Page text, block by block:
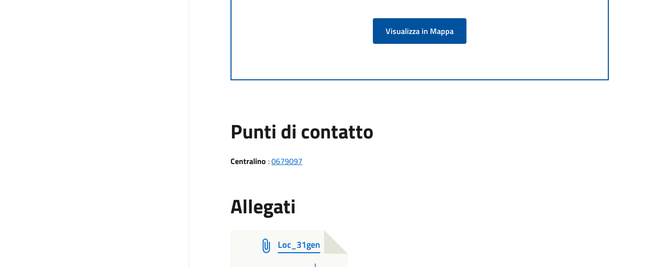
Visualizza in Mappa
Punti di contatto
Centralino :0679097
Allegati
Loc_31gen